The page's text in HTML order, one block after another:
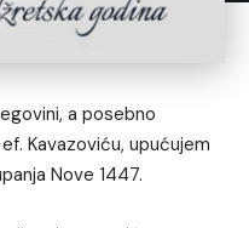
a posebno
Kavazoviću, upućujem
Nove 1447.